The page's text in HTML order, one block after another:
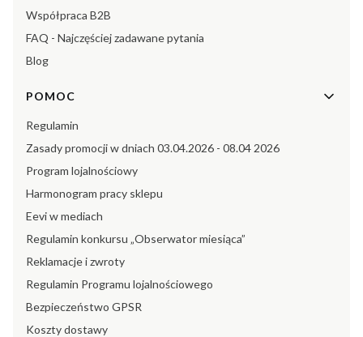
Współpraca B2B
FAQ - Najczęściej zadawane pytania
Blog
POMOC
Regulamin
Zasady promocji w dniach 03.04.2026 - 08.04 2026
Program lojalnościowy
Harmonogram pracy sklepu
Eevi w mediach
Regulamin konkursu „Obserwator miesiąca”
Reklamacje i zwroty
Regulamin Programu lojalnościowego
Bezpieczeństwo GPSR
Koszty dostawy